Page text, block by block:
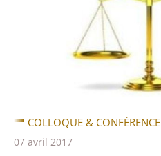
COLLOQUE & CONFÉRENCE
07 avril 2017